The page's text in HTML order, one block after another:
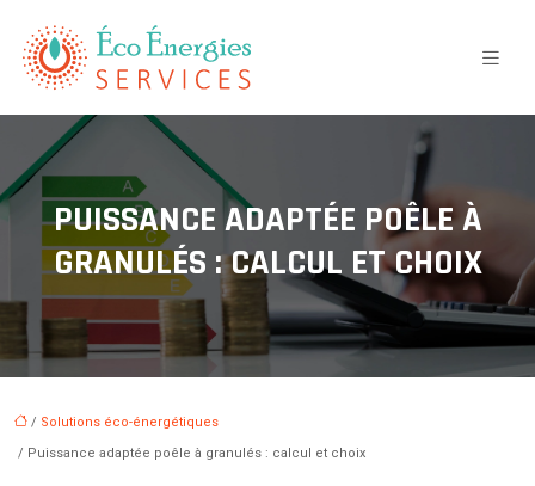
PUISSANCE ADAPTÉE POÊLE À
GRANULÉS : CALCUL ET CHOIX
/ Solutions éco-énergétiques
/ Puissance adaptée poêle à granulés : calcul et choix